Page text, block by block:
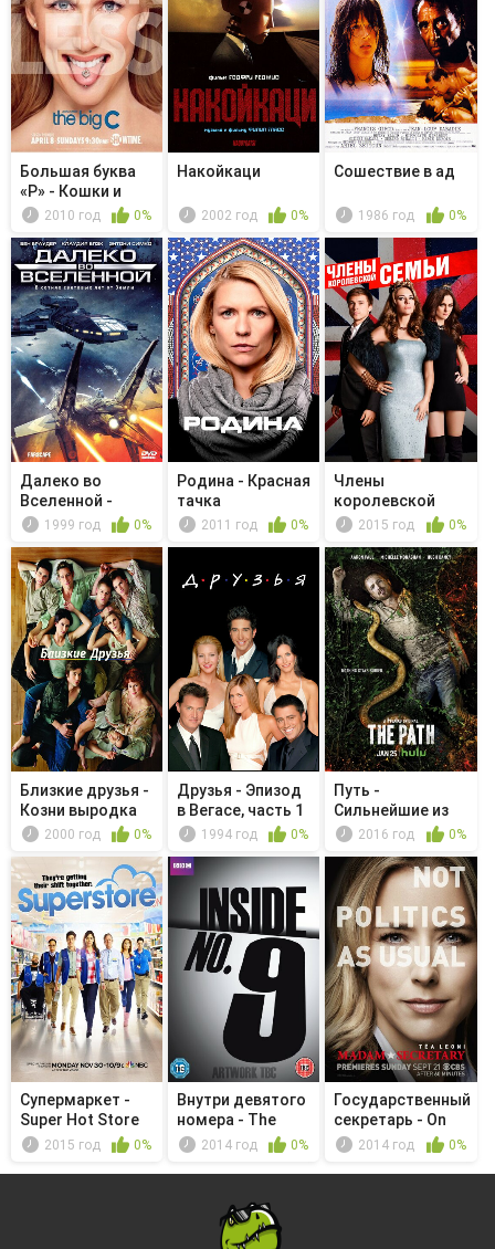
Большая буква
«Р» - Кошки и
собаки
2010 год 0%
Накойкаци
2002 год 0%
Сошествие в ад
1986 год 0%
Далеко во
Вселенной -
Голубая
1999 год 0%
Родина - Красная
тачка
2011 год 0%
Члены
королевской
семьи - Black as
2015 год 0%
Близкие друзья -
Козни выродка
2000 год 0%
Друзья - Эпизод
в Вегасе, часть 1
1994 год 0%
Путь -
Сильнейшие из
душ2016 год 0%
Супермаркет -
Super Hot Store
2015 год 0%
Внутри девятого
номера - The
Stakeout
2014 год 0%
Государственный
секретарь - On
the Clock
2014 год 0%